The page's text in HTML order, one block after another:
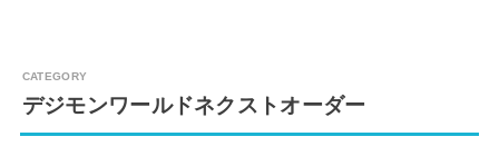
デジモンワールドネクストオーダー